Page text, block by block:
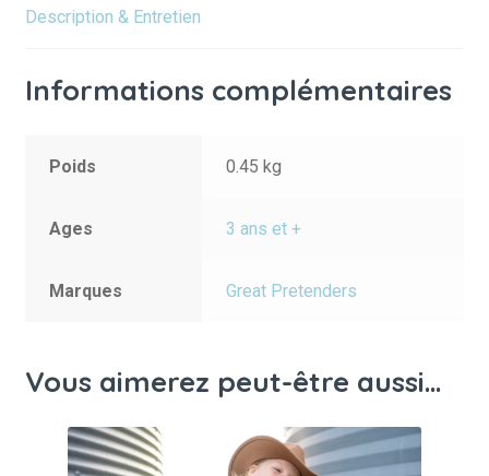
Description & Entretien
Informations complémentaires
Poids 0.45 kg
Ages 3 ans et +
Marques Great Pretenders
Vous aimerez peut-être aussi…